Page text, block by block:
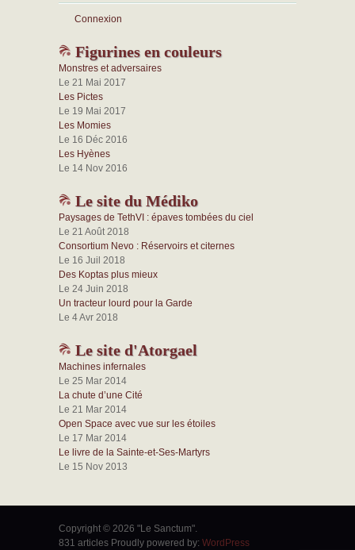
Connexion
Figurines en couleurs
Monstres et adversaires
Le 21 Mai 2017
Les Pictes
Le 19 Mai 2017
Les Momies
Le 16 Déc 2016
Les Hyènes
Le 14 Nov 2016
Le site du Médiko
Paysages de TethVI : épaves tombées du ciel
Le 21 Août 2018
Consortium Nevo : Réservoirs et citernes
Le 16 Juil 2018
Des Koptas plus mieux
Le 24 Juin 2018
Un tracteur lourd pour la Garde
Le 4 Avr 2018
Le site d'Atorgael
Machines infernales
Le 25 Mar 2014
La chute d’une Cité
Le 21 Mar 2014
Open Space avec vue sur les étoiles
Le 17 Mar 2014
Le livre de la Sainte-et-Ses-Martyrs
Le 15 Nov 2013
Copyright © 2026 "Le Sanctum".
831 articles Proudly powered by: WordPress